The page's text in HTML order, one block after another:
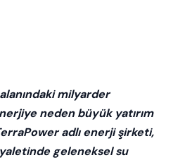
milyarder
neden büyük yatırım
adlı enerji şirketi,
geleneksel su